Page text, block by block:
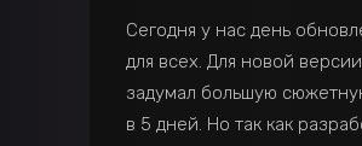
Сегодня у нас день
для всех. Для новой
задумал большую
в 5 дней. Но так как